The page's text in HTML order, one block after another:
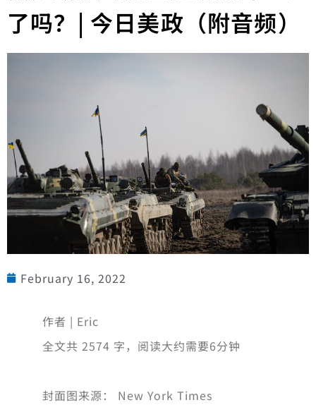
了吗？| 今日美政（附音频）
February 16, 2022
作者 | Eric
全文共 2574 字，阅读大约需要6分钟
封面图来源： New York Times